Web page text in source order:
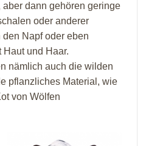
dann gehören geringe
oder anderer
Napf oder eben
Haut und Haar.
nämlich auch die wilden
pflanzliches Material, wie
von Wölfen